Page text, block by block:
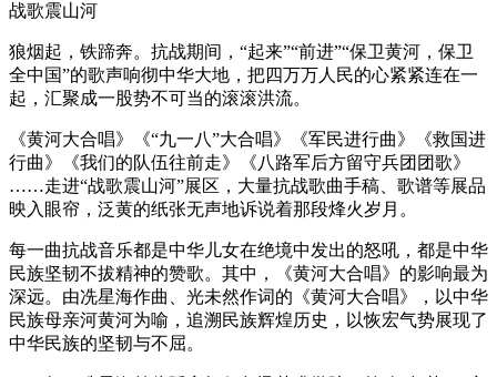
战歌震山河
狼烟起，铁蹄奔。抗战期间，“起来”“前进”“保卫黄河，保卫
全中国”的歌声响彻中华大地，把四万万人民的心紧紧连在一
起，汇聚成一股势不可当的滚滚洪流。
《黄河大合唱》《“九一八”大合唱》《军民进行曲》《救国进
行曲》《我们的队伍往前走》《八路军后方留守兵团团歌》
……走进“战歌震山河”展区，大量抗战歌曲手稿、歌谱等展品
映入眼帘，泛黄的纸张无声地诉说着那段烽火岁月。
每一曲抗战音乐都是中华儿女在绝境中发出的怒吼，都是中华
民族坚韧不拔精神的赞歌。其中，《黄河大合唱》的影响最为
深远。由冼星海作曲、光未然作词的《黄河大合唱》，以中华
民族母亲河黄河为喻，追溯民族辉煌历史，以恢宏气势展现了
中华民族的坚韧与不屈。